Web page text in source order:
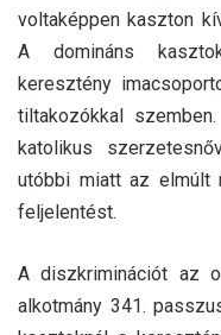
voltaképpen kaszton
A domináns
keresztény
tiltakozókkal
katolikus
utóbbi miatt az elmúlt
feljelentést.
A diszkriminációt az
alkotmány 341.